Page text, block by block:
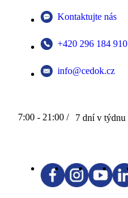
Kontaktujte nás
+420 296 184 910
info@cedok.cz
7:00 - 21:00 / 7 dní v týdnu